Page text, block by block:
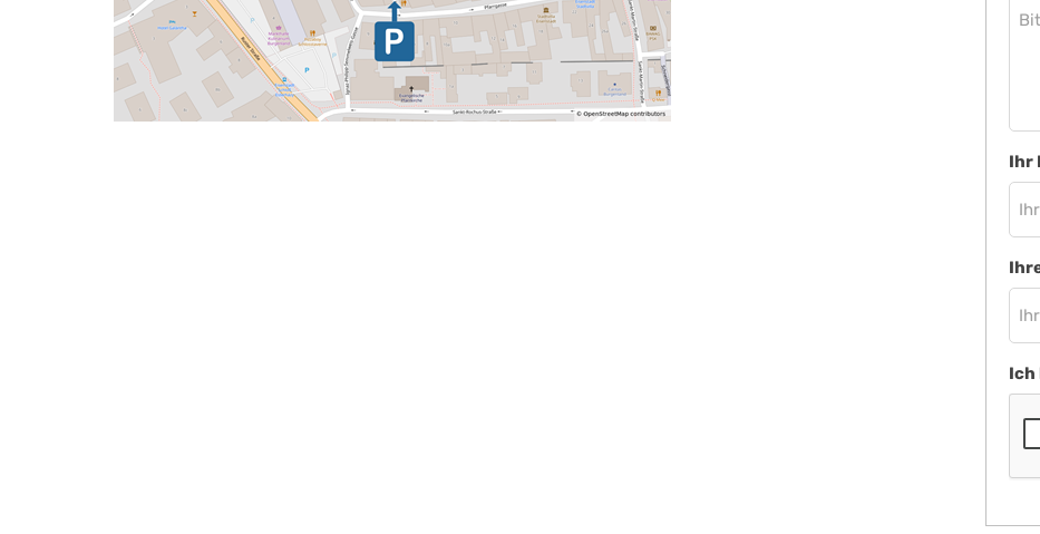
Ihr
Ich